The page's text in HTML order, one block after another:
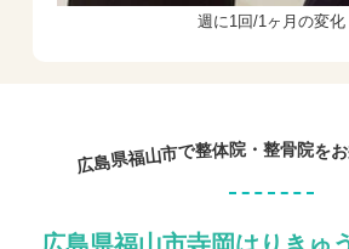
週に1回/1ヶ月の変化
広島県福山市で整体院・ 整骨院をお